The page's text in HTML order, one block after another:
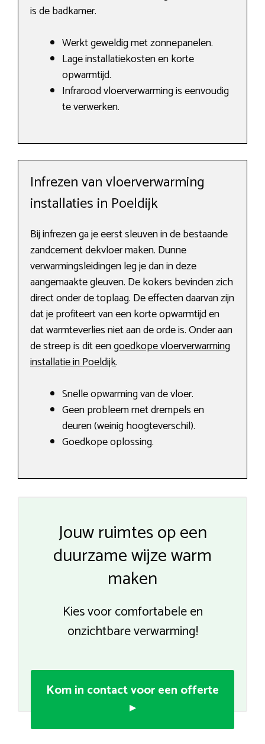
is de badkamer.
Werkt geweldig met zonnepanelen.
Lage installatiekosten en korte
opwarmtijd.
Infrarood vloerverwarming is eenvoudig
te verwerken.
Infrezen van vloerverwarming
installaties in Poeldijk
Bij infrezen ga je eerst sleuven in de bestaande
zandcement dekvloer maken. Dunne
verwarmingsleidingen leg je dan in deze
aangemaakte gleuven. De kokers bevinden zich
direct onder de toplaag. De effecten daarvan zijn
dat je profiteert van een korte opwarmtijd en
dat warmteverlies niet aan de orde is. Onder aan
de streep is dit eengoedkope vloerverwarming
installatie in Poeldijk.
Snelle opwarming van de vloer.
Geen probleem met drempels en
deuren (weinig hoogteverschil).
Goedkope oplossing.
Jouw ruimtes op een
duurzame wijze warm
maken
Kies voor comfortabele en
onzichtbare verwarming!
Kom in contact voor een offerte
▸